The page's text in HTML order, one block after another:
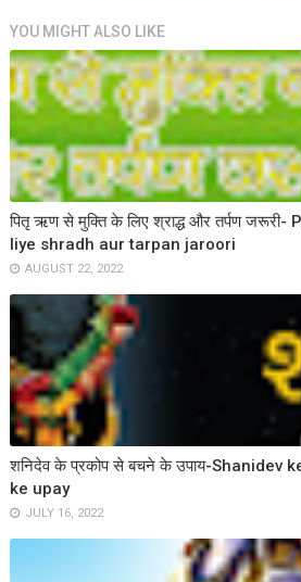
YOU MIGHT ALSO LIKE
पितृ ऋण से मुक्ति के लिए श्राद्ध और तर्पण
liye shradh aur tarpan jaroori
AUGUST 22, 2022
शनिदेव के प्रकोप से बचने के उपाय-Shanidev
ke upay
JULY 16, 2022